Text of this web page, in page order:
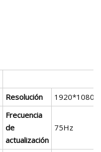
Resolución 1920*1080
Frecuencia
de
actualización
75Hz